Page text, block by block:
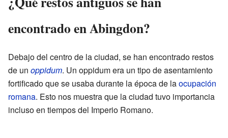
encontrado en Abingdon?
Debajo del centro de la ciudad, se han encontrado restos
de un oppidum. Un oppidum era un tipo de asentamiento
fortificado que se usaba durante la época de laocupación
romana. Esto nos muestra que la ciudad tuvo importancia
incluso en tiempos del Imperio Romano.